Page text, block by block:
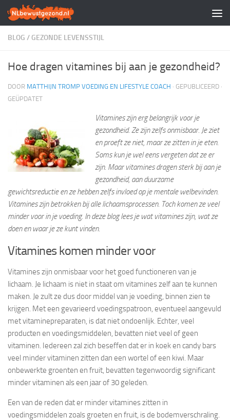
Doorgaan naar inhoud
BLOG / GEZONDE LEVENSSTIJL
Hoe dragen vitamines bij aan je gezondheid?
DOOR MATTHIJN TROMP VOEDING EN LIFESTYLE COACH · GEPUBLICEERD ·
GEÜPDATET
Vitamines zijn erg belangrijk voor je
gezondheid. Ze zijn zelfs onmisbaar. Je ziet
en proeft ze niet, maar ze zitten in je eten.
Soms kun je wel eens vergeten dat ze er
zijn. Maar vitamines dragen sterk bij aan je
gezondheid, aan duurzame
gewichtsreductie en ze hebben zelfs invloed op je mentale welbevinden.
Vitamines zijn betrokken bij alle lichaamsprocessen. Toch komen ze veel
minder voor in je voeding. In deze blog lees je wat vitamines zijn, wat ze
doen en waar je ze kunt vinden.
Vitamines komen minder voor
Vitamines zijn onmisbaar voor het goed functioneren van je
lichaam. Je lichaam is niet in staat om vitamines zelf aan te kunnen
maken. Je zult ze dus door middel van je voeding, binnen zien te
krijgen. Met een gevarieerd voedingspatroon, eventueel aangevuld
met vitaminepreparaten, is dat niet ondoenlijk. Echter, veel
producten en voedingsmiddelen, bevatten niet veel of geen
vitaminen. Iedereen zal zich beseffen dat er in koek en candy bars
veel minder vitaminen zitten dan een wortel of een kiwi. Maar
onbewerkte groenten en fruit, bevatten tegenwoordig significant
minder vitaminen als een jaar of 30 geleden.
Een van de reden dat er minder vitamines zitten in
voedingsmiddelen zoals groeten en fruit, is de bodemverschraling.